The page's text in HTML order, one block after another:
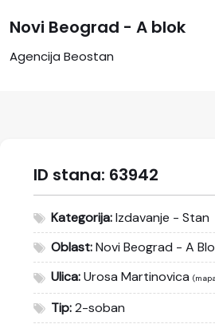
Novi Beograd - A blok
Agencija Beostan
ID stana: 63942
Kategorija:Izdavanje - Stan
Oblast:Novi Beograd - A
Ulica:Urosa Martinovica
Tip:2-soban